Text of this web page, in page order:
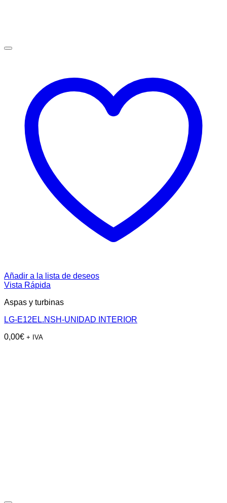
Añadir a la lista de deseos
Vista Rápida
Aspas y turbinas
LG-E12EL.NSH-UNIDAD INTERIOR
0,00€ + IVA